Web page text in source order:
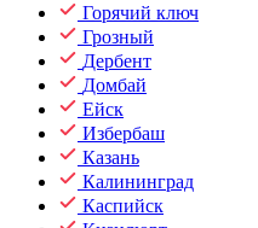
Горячий ключ
Грозный
Дербент
Домбай
Ейск
Избербаш
Казань
Калининград
Каспийск